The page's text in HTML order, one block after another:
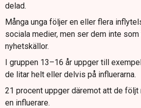
delad.
Många unga följer en eller flera
sociala medier, men ser dem inte
nyhetskällor.
I gruppen 13–16 år uppger till
de litar helt eller delvis på influerarna.
21 procent uppger däremot att de följt
en influerare.